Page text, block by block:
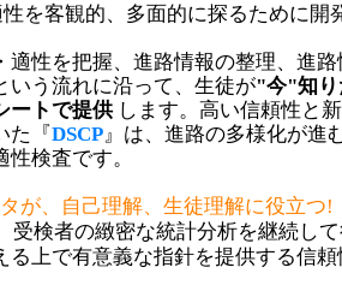
性を客観的、多面的に探るために開
適性を把握、進路情報の整理、進
いう流れに沿って、生徒が"今"知り
ートで提供します。高い信頼性と
た『DSCP 』は、進路の多様化が進
検査です。
が、自己理解、生徒理解に役立つ!
受検者の緻密な統計分析を継続し
る 上で有意義な指針を提供する信